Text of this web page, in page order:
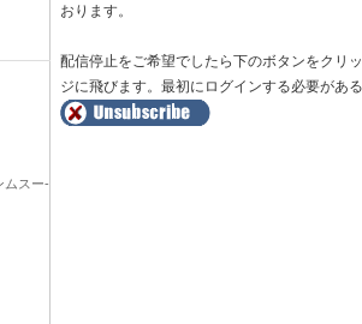
ムスー-
おります。
配信停止をご希望でしたら下のボタンをクリ
ジに飛びます。最初にログインする必要があ